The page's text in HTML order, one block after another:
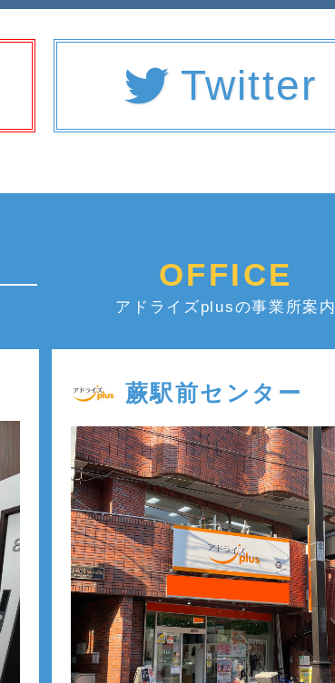
Twitter
OFFICE
アドライズplusの事業所案内
蕨駅前センター